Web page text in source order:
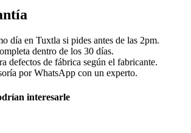
día en Tuxtla si pides antes de las 2pm.
dentro de los 30 días.
defectos de fábrica según el fabricante.
por WhatsApp con un experto.
interesarle